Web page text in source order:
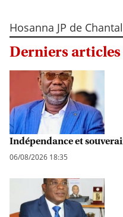
Hosanna JP de Chantal
Derniers articles
Indépendance et
06/08/2026 18:35